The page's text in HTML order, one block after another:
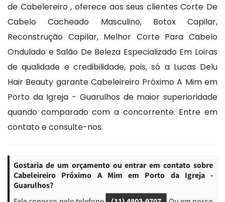
de Cabelereiro , oferece aos seus clientes Corte De
Cabelo Cacheado Masculino, Botox Capilar,
Reconstrução Capilar, Melhor Corte Para Cabelo
Ondulado e Salão De Beleza Especializado Em Loiras
de qualidade e credibilidade, pois, só a Lucas Delu
Hair Beauty garante Cabeleireiro Próximo A Mim em
Porto da Igreja - Guarulhos de maior superioridade
quando comparado com a concorrente. Entre em
contato e consulte-nos.
Gostaria de um orçamento ou entrar em contato sobre
Cabeleireiro Próximo A Mim em Porto da Igreja -
Guarulhos?